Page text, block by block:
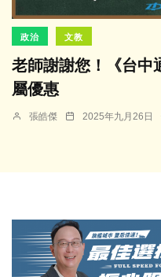
政治 文教
老師謝謝您！《台中
屬優惠
張皓傑 2025年九月26日